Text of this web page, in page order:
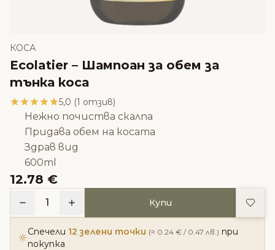
КОСА
Ecolatier – Шампоан за обем за
тънка коса
5,0 (1 отзив)
Нежно почиства скалпа
Придава обем на косата
Здрав вид
600ml
12.78 €
1 Купи
Спечели 12 зелени точки (≈ 0.24 € / 0.47 лв.) при
покупка